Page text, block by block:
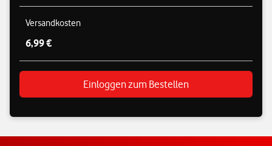
Versandkosten
6,99 €
Einloggen zum Bestellen